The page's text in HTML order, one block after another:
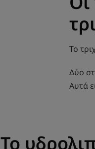
Το
Δύο
Αυτά
Το